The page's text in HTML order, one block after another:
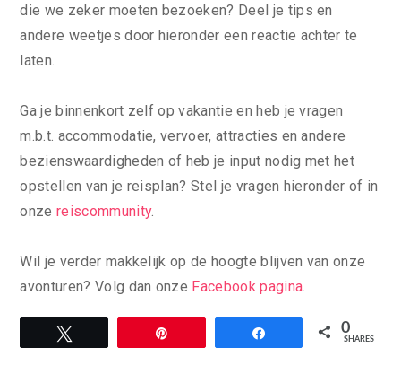
die we zeker moeten bezoeken? Deel je tips en
andere weetjes door hieronder een reactie achter te
laten.
Ga je binnenkort zelf op vakantie en heb je vragen
m.b.t. accommodatie, vervoer, attracties en andere
bezienswaardigheden of heb je input nodig met het
opstellen van je reisplan? Stel je vragen hieronder of in
onzereiscommunity.
Wil je verder makkelijk op de hoogte blijven van onze
avonturen? Volg dan onze Facebook pagina.
0
SHARES